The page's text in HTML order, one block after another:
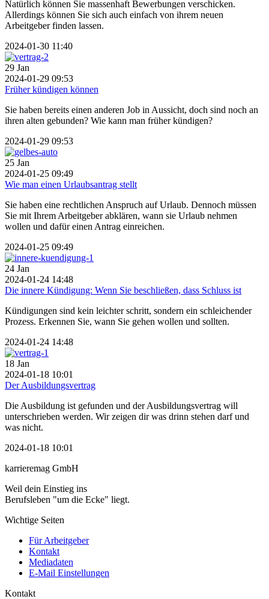
Natürlich können Sie massenhaft Bewerbungen verschicken.
Allerdings können Sie sich auch einfach von ihrem neuen
Arbeitgeber finden lassen.
2024-01-30 11:40
29 Jan
2024-01-29 09:53
Früher kündigen können
Sie haben bereits einen anderen Job in Aussicht, doch sind noch an
ihren alten gebunden? Wie kann man früher kündigen?
2024-01-29 09:53
25 Jan
2024-01-25 09:49
Wie man einen Urlaubsantrag stellt
Sie haben eine rechtlichen Anspruch auf Urlaub. Dennoch müssen
Sie mit Ihrem Arbeitgeber abklären, wann sie Urlaub nehmen
wollen und dafür einen Antrag einreichen.
2024-01-25 09:49
24 Jan
2024-01-24 14:48
Die innere Kündigung: Wenn Sie beschließen, dass Schluss ist
Kündigungen sind kein leichter schritt, sondern ein schleichender
Prozess. Erkennen Sie, wann Sie gehen wollen und sollten.
2024-01-24 14:48
18 Jan
2024-01-18 10:01
Der Ausbildungsvertrag
Die Ausbildung ist gefunden und der Ausbildungsvertrag will
unterschrieben werden. Wir zeigen dir was drinn stehen darf und
was nicht.
2024-01-18 10:01
karrieremag GmbH
Weil dein Einstieg ins
Berufsleben "um die Ecke" liegt.
Wichtige Seiten
Für Arbeitgeber
Kontakt
Mediadaten
E-Mail Einstellungen
Kontakt